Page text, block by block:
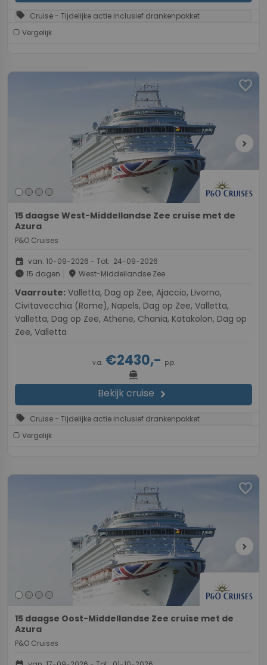
sell Cruise - Tijdelijke actie inclusief drankenpakket
Vergelijk
favorite
chevron_right
15 daagse West-Middellandse Zee cruise met de
Azura
P&O Cruises
event van: 10-09-2026 - Tot: 24-09-2026
schedule 15 dagen place West-Middellandse Zee
Vaarroute:
Civitavecchia (Rome), Napels, Dag op Zee, Valletta,
Valletta, Dag op Zee, Athene, Chania, Katakolon, Dag op
Zee, Valletta
v.a.€2430,- p.p.
directions_boat
Bekijk cruise chevron_right
sell Cruise - Tijdelijke actie inclusief drankenpakket
Vergelijk
favorite
chevron_right
15 daagse Oost-Middellandse Zee cruise met de
Azura
P&O Cruises